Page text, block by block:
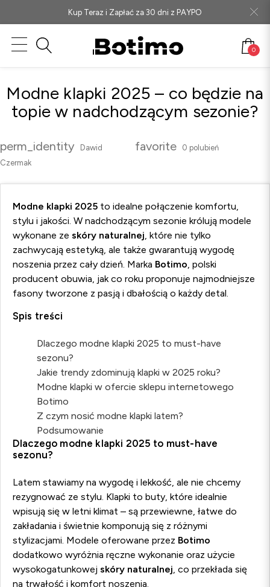
Kup Teraz i Zapłać za 30 dni z PAYPO
0
Modne klapki 2025 – co będzie na
topie w nadchodzącym sezonie?
perm_identity
Dawid
Czermak
favorite 0 polubień
Modne klapki 2025 to idealne połączenie komfortu,
stylu i jakości. W nadchodzącym sezonie królują modele
wykonane ze skóry naturalnej, które nie tylko
zachwycają estetyką, ale także gwarantują wygodę
noszenia przez cały dzień. Marka Botimo, polski
producent obuwia, jak co roku proponuje najmodniejsze
fasony tworzone z pasją i dbałością o każdy detal.
Spis treści
Dlaczego modne klapki 2025 to must-have
sezonu?
Jakie trendy zdominują klapki w 2025 roku?
Modne klapki w ofercie sklepu internetowego
Botimo
Z czym nosić modne klapki latem?
Podsumowanie
Dlaczego modne klapki 2025 to must-have
sezonu?
Latem stawiamy na wygodę i lekkość, ale nie chcemy
rezygnować ze stylu. Klapki to buty, które idealnie
wpisują się w letni klimat – są przewiewne, łatwe do
zakładania i świetnie komponują się z różnymi
stylizacjami. Modele oferowane przez Botimo
dodatkowo wyróżnia ręczne wykonanie oraz użycie
wysokogatunkowej skóry naturalnej, co przekłada się
na trwałość i komfort noszenia.
Promocje
Bestsellery
Buty
Botki
Mokasyny
Baleriny
Sneakersy
Sztyblety
Kozaki
Śniegowce
Klapki
Plecaki
Outlet
Czółenka
Botki
Mokasyny
Sztyblety
Sneakersy i Trampki
Sandały
Klapki
Baleriny
DLA NIEGO
Buty
Nowa Kolekcja
Sneakersy i Trampki
Sztyblety
Mokasyny
Sneakersy i Trampki
Trzewiki
AKCESORIA
Środki pielęgnacyjne